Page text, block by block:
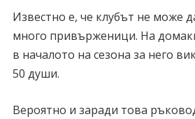
Известно е, че клубът не може
много привърженици. На
в началото на сезона за него
50 души.
Вероятно и заради това